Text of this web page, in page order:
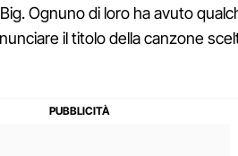
Ognuno di loro ha avuto
il titolo della canzone